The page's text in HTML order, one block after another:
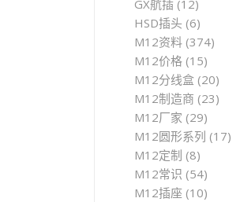
GX航插 (12)
HSD插头 (6)
M12资料 (374)
M12价格 (15)
M12分线盒 (20)
M12制造商 (23)
M12厂家 (29)
M12圆形系列 (17)
M12定制 (8)
M12常识 (54)
M12插座 (10)